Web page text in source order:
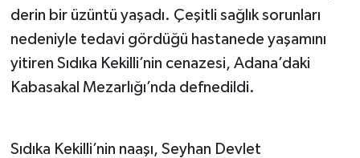
derin bir üzüntü yaşadı. Çeşitli sağlık sorunları
nedeniyle tedavi gördüğü hastanede yaşamını
yitiren Sıdıka Kekilli’nin cenazesi, Adana’daki
Kabasakal Mezarlığı’nda defnedildi.
Sıdıka Kekilli’nin naaşı, Seyhan Devlet